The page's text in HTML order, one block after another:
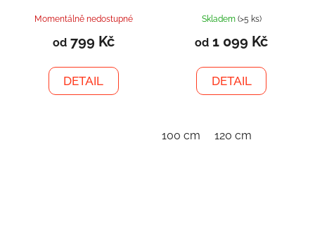
Momentálně nedostupné
od799 Kč
DETAIL
Skladem (>5 ks)
od 1 099 Kč
DETAIL
100 cm 120 cm